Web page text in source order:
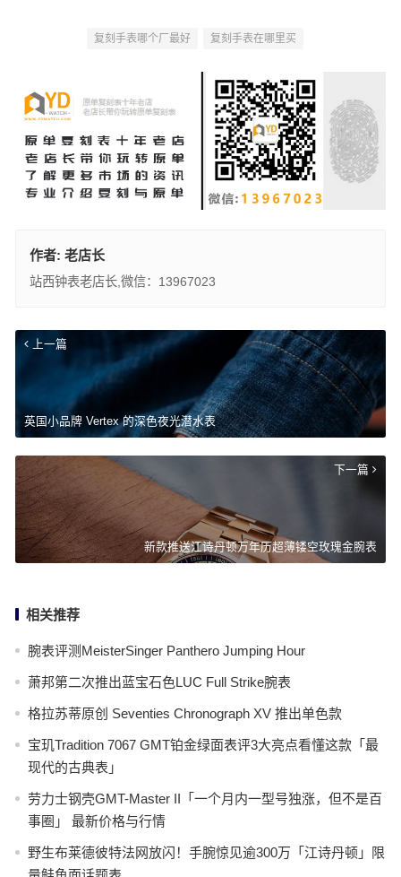
复刻手表哪个厂最好 复刻手表在哪里买
作者: 老店长
站西钟表老店长,微信：13967023
上一篇
英国小品牌 Vertex 的深色夜光潜水表
下一篇
新款推送江诗丹顿万年历超薄镂空玫瑰金腕表
相关推荐
腕表评测MeisterSinger Panthero Jumping Hour
萧邦第二次推出蓝宝石色LUC Full Strike腕表
格拉苏蒂原创 Seventies Chronograph XV 推出单色款
宝玑Tradition 7067 GMT铂金绿面表评3大亮点看懂这款「最
现代的古典表」
劳力士钢壳GMT-Master II「一个月内一型号独涨，但不是百
事圈」 最新价格与行情
野生布莱德彼特法网放闪！手腕惊见逾300万「江诗丹顿」限